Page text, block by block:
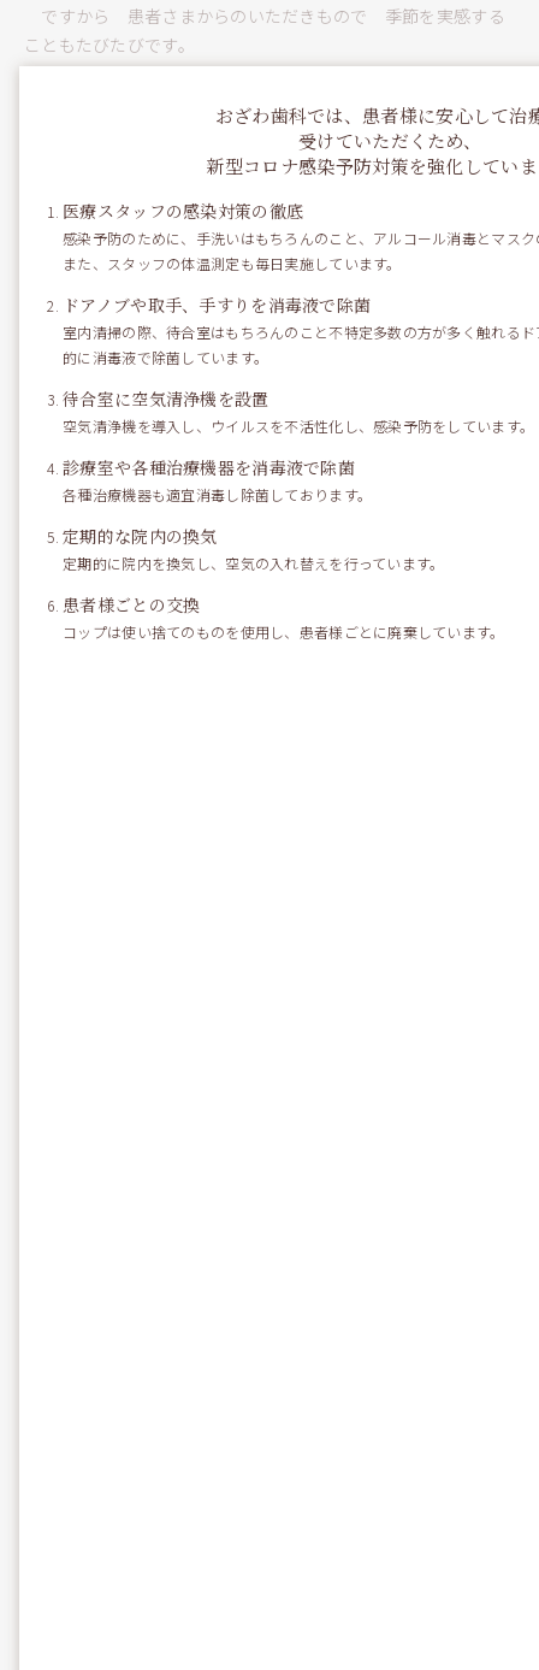
ですから 患者さまからのいただきもので 季節を実感する
こともたびたびです。
本日は ７２名の患者さまのご来院がありました。
定期健診や プライベートＰＭＴC、歯科治療、インプラント
治療、審美歯科治療、手術室での外科処
患者さま、カウンセリングの患者さま
などなど・・・・・ 本当に多くの患者さまのご来院が
ありました。
おざわ歯科医院・平塚総合歯科センター は１２月２９日
まで 診療をしています。
おざわ歯科では、患者様に安心して治
受けていただくため、
新型コロナ感染予防対策を強化してい
医療スタッフの感染対策の徹底
感染予防のために、手洗いはもちろんのこと、アルコール消毒とマス
また、スタッフの体温測定も毎日実施しています。
ドアノブや取手、手すりを消毒液で除菌
室内清掃の際、待合室はもちろんのこと不特定多数の方が多く触れる
的に消毒液で除菌しています。
待合室に空気清浄機を設置
空気清浄機を導入し、ウイルスを不活性化し、感染予防をしています。
診療室や各種治療機器を消毒液で除菌
各種治療機器も適宜消毒し除菌しております。
定期的な院内の換気
定期的に院内を換気し、空気の入れ替えを行っています。
患者様ごとの交換
コップは使い捨てのものを使用し、患者様ごとに廃棄しています。